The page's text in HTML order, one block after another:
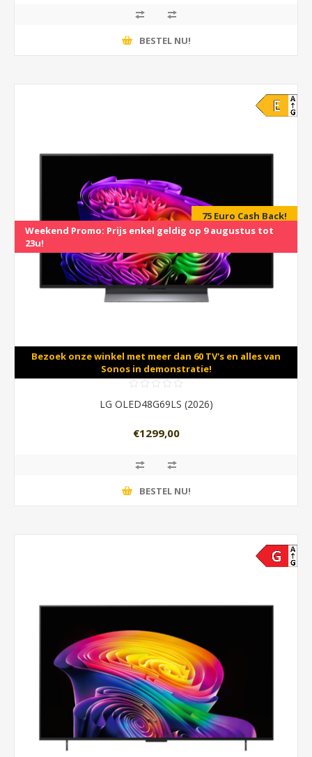
BESTEL NU!
75 Euro Cash Back!
Bezoek onze winkel met meer dan 60 TV's en alles van
Sonos in demonstratie!
Weekend Promo: Prijs enkel geldig op 9 augustus tot
23u!
LG OLED48G69LS (2026)
€1299,00
BESTEL NU!